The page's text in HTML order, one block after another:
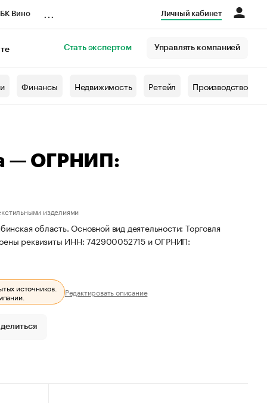
Вино Личный кабинет
Стать экспертом Управлять компанией
Финансы Недвижимость Ретейл Производство
— ОГРНИП:
изделиями
область. Основной вид деятельности: Торговля
реквизиты ИНН: 742900052715 и ОГРНИП:
источников.
Редактировать описание